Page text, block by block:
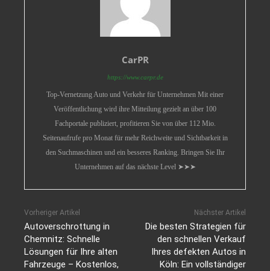
CarPR
https://www.carpr.de
Top-Vernetzung Auto und Verkehr für Unternehmen Mit einer
Veröffentlichung wird ihre Mitteilung gezielt an über 100
Fachportale publiziert, profitieren Sie von über 112 Mio.
Seitenaufrufe pro Monat für mehr Reichweite und Sichtbarkeit in
den Suchmaschinen und ein besseres Ranking. Bringen Sie Ihr
Unternehmen auf das nächste Level ➤➤➤
Vorheriger Artikel
Autoverschrottung in
Chemnitz: Schnelle
Lösungen für Ihre alten
Fahrzeuge – Kostenlos,
Nächster Artikel
Die besten Strategien für
den schnellen Verkauf
Ihres defekten Autos in
Köln: Ein vollständiger